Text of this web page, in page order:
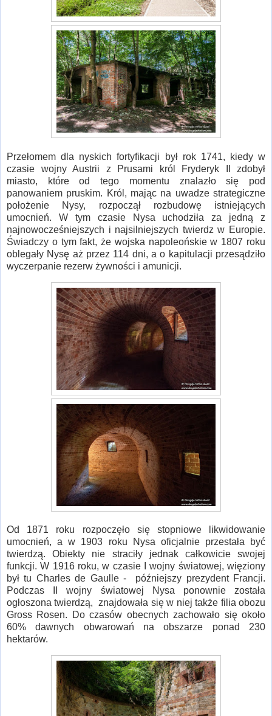
Przełomem dla nyskich fortyfikacji był rok 1741, kiedy w
czasie wojny Austrii z Prusami król Fryderyk II zdobył
miasto, które od tego momentu znalazło się pod
panowaniem pruskim. Król, mając na uwadze strategiczne
położenie Nysy, rozpoczął rozbudowę istniejących
umocnień. W tym czasie Nysa uchodziła za jedną z
najnowocześniejszych i najsilniejszych twierdz w Europie.
Świadczy o tym fakt, że wojska napoleońskie w 1807 roku
oblegały Nysę aż przez 114 dni, a o kapitulacji przesądziło
wyczerpanie rezerw żywności i amunicji.
Od 1871 roku rozpoczęło się stopniowe likwidowanie
umocnień, a w 1903 roku Nysa oficjalnie przestała być
twierdzą. Obiekty nie straciły jednak całkowicie swojej
funkcji. W 1916 roku, w czasie I wojny światowej, więziony
był tu Charles de Gaulle - późniejszy prezydent Francji.
Podczas II wojny światowej Nysa ponownie została
ogłoszona twierdzą, znajdowała się w niej także filia obozu
Gross Rosen. Do czasów obecnych zachowało się około
60% dawnych obwarowań na obszarze ponad 230
hektarów.